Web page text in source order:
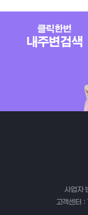
사업자
고객센터